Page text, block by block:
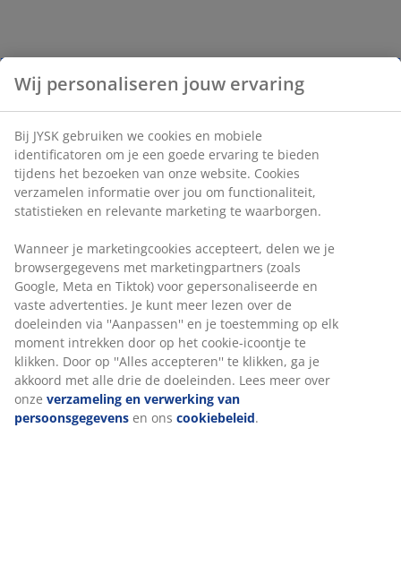
Wij personaliseren jouw ervaring
Bij JYSK gebruiken we cookies en mobiele
identificatoren om je een goede ervaring te bieden
tijdens het bezoeken van onze website. Cookies
verzamelen informatie over jou om functionaliteit,
statistieken en relevante marketing te waarborgen.
Wanneer je marketingcookies accepteert, delen we je
browsergegevens met marketingpartners (zoals
Google, Meta en Tiktok) voor gepersonaliseerde en
vaste advertenties. Je kunt meer lezen over de
doeleinden via ''Aanpassen'' en je toestemming op elk
moment intrekken door op het cookie-icoontje te
klikken. Door op ''Alles accepteren'' te klikken, ga je
akkoord met alle drie de doeleinden. Lees meer over
onze verzameling en verwerking van
persoonsgegevens en ons cookiebeleid.